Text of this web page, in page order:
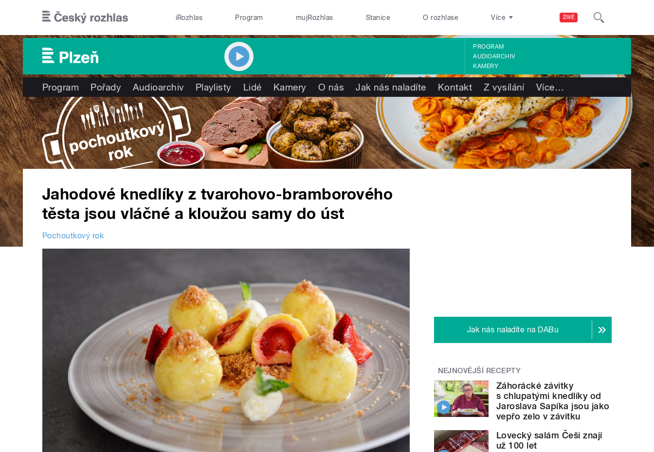
ŽIVĚ
iRozhlas Program mujRozhlas Stanice O rozhlase Více
PROGRAM
AUDIOARCHIV
KAMERY
Program Pořady Audioarchiv Playlisty Lidé Kamery O nás Jak nás naladíte Kontakt Z vysílání Více…
Jahodové knedlíky z tvarohovo-bramborového
těsta jsou vláčné a kloužou samy do úst
Pochoutkový rok
Jak nás naladíte na DABu
NEJNOVĚJŠÍ RECEPTY
Záhorácké závitky
s chlupatými knedlíky od
Jaroslava Sapíka jsou jako
vepřo zelo v závitku
Lovecký salám Češi znají
už 100 let